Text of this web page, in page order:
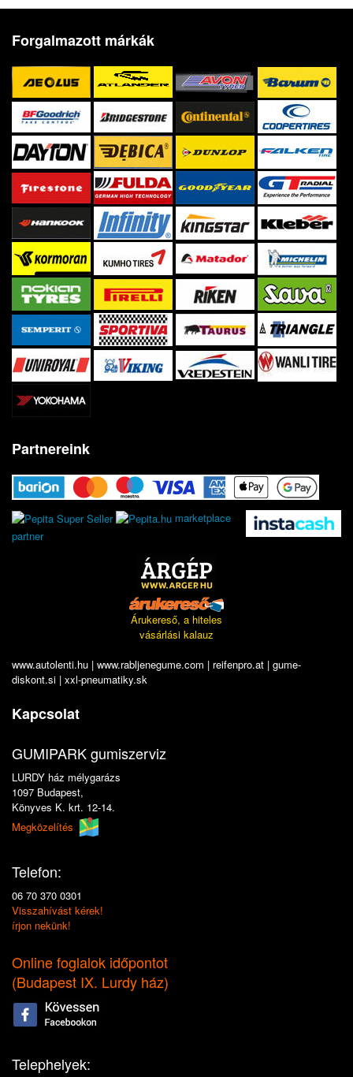
Forgalmazott márkák
Partnereink
marketplace
partner
Árukereső, a hiteles
vásárlási kalauz
www.autolenti.hu | www.rabljenegume.com | reifenpro.at | gume-
diskont.si | xxl-pneumatiky.sk
Kapcsolat
GUMIPARK gumiszerviz
LURDY ház mélygarázs
1097 Budapest,
Könyves K. krt. 12-14.
Megközelítés
Telefon:
06 70 370 0301
Visszahívást kérek!
írjon nekünk!
Online foglalok időpontot
(Budapest IX. Lurdy ház)
Telephelyek: